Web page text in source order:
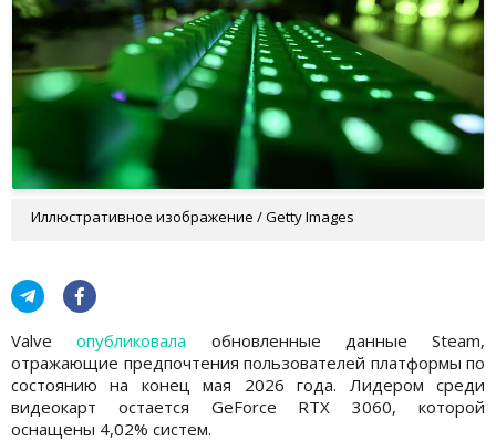
Иллюстративное изображение / Getty Images
Valveопубликовала обновленные данные Steam,
отражающие предпочтения пользователей платформы по
состоянию на конец мая 2026 года. Лидером среди
видеокарт остается GeForce RTX 3060, которой
оснащены 4,02% систем.